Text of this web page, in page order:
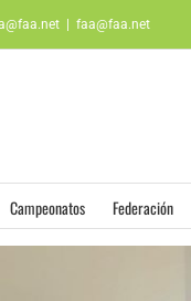
faa@faa.net
Campeonatos Federación